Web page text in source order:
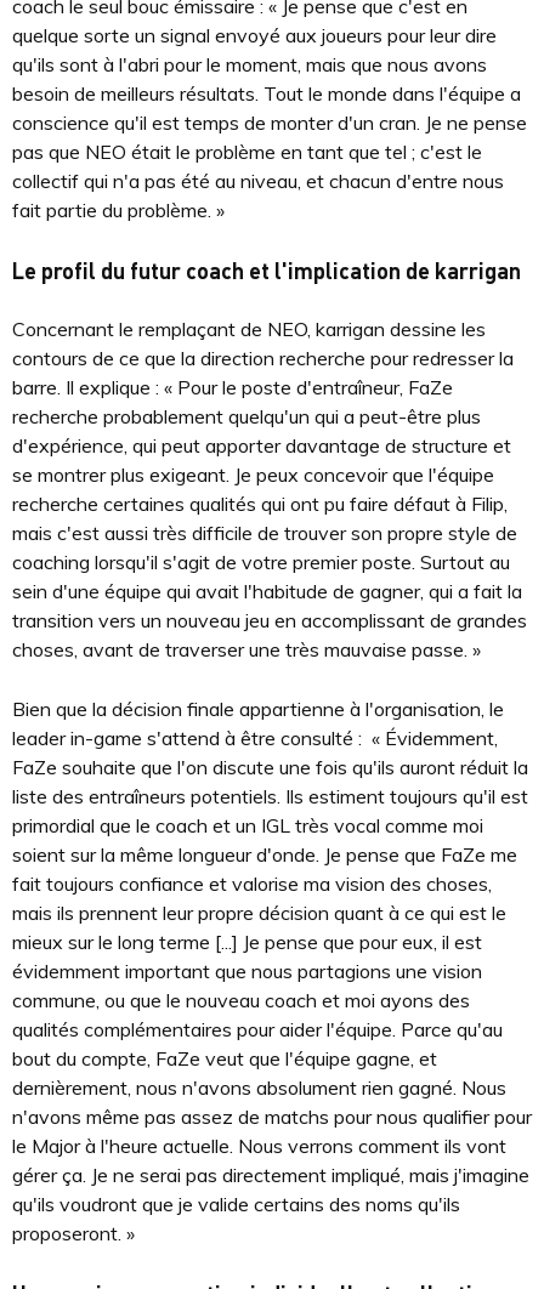
coach le seul bouc émissaire : « Je pense que c'est en
quelque sorte un signal envoyé aux joueurs pour leur dire
qu'ils sont à l'abri pour le moment, mais que nous avons
besoin de meilleurs résultats. Tout le monde dans l'équipe a
conscience qu'il est temps de monter d'un cran. Je ne pense
pas que NEO était le problème en tant que tel ; c'est le
collectif qui n'a pas été au niveau, et chacun d'entre nous
fait partie du problème. »
Le profil du futur coach et l'implication de karrigan
Concernant le remplaçant de NEO, karrigan dessine les
contours de ce que la direction recherche pour redresser la
barre. Il explique : « Pour le poste d'entraîneur, FaZe
recherche probablement quelqu'un qui a peut-être plus
d'expérience, qui peut apporter davantage de structure et
se montrer plus exigeant. Je peux concevoir que l'équipe
recherche certaines qualités qui ont pu faire défaut à Filip,
mais c'est aussi très difficile de trouver son propre style de
coaching lorsqu'il s'agit de votre premier poste. Surtout au
sein d'une équipe qui avait l'habitude de gagner, qui a fait la
transition vers un nouveau jeu en accomplissant de grandes
choses, avant de traverser une très mauvaise passe. »
Bien que la décision finale appartienne à l'organisation, le
leader in-game s'attend à être consulté : « Évidemment,
FaZe souhaite que l'on discute une fois qu'ils auront réduit la
liste des entraîneurs potentiels. Ils estiment toujours qu'il est
primordial que le coach et un IGL très vocal comme moi
soient sur la même longueur d'onde. Je pense que FaZe me
fait toujours confiance et valorise ma vision des choses,
mais ils prennent leur propre décision quant à ce qui est le
mieux sur le long terme [...] Je pense que pour eux, il est
évidemment important que nous partagions une vision
commune, ou que le nouveau coach et moi ayons des
qualités complémentaires pour aider l'équipe. Parce qu'au
bout du compte, FaZe veut que l'équipe gagne, et
dernièrement, nous n'avons absolument rien gagné. Nous
n'avons même pas assez de matchs pour nous qualifier pour
le Major à l'heure actuelle. Nous verrons comment ils vont
gérer ça. Je ne serai pas directement impliqué, mais j'imagine
qu'ils voudront que je valide certains des noms qu'ils
proposeront. »